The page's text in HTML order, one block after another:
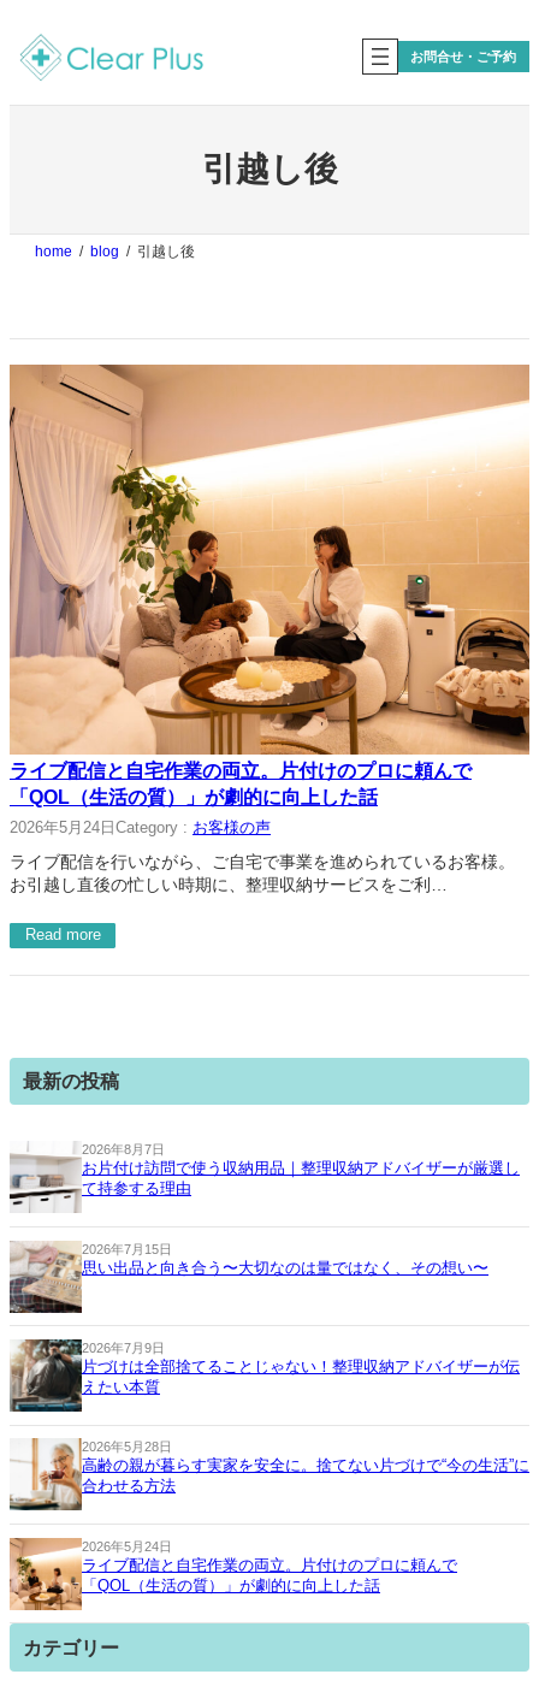
を
キ
お問合せ・ご予約
引越し後
home blog 引越し後
ライブ配信と自宅作業の両立。片付けのプロに頼んで
「QOL（生活の質）」が劇的に向上した話
2026年5月24日 Category : お客様の声
ライブ配信を行いながら、ご自宅で事業を進められているお客様。
お引越し直後の忙しい時期に、整理収納サービスをご利…
Read more
最新の投稿
2026年8月7日
お片付け訪問で使う収納用品｜整理収納アドバイザーが厳選し
て持参する理由
2026年7月15日
思い出品と向き合う〜大切なのは量ではなく、その想い〜
2026年7月9日
片づけは全部捨てることじゃない！整理収納アドバイザーが伝
えたい本質
2026年5月28日
高齢の親が暮らす実家を安全に。捨てない片づけで“今の生活”に
合わせる方法
2026年5月24日
ライブ配信と自宅作業の両立。片付けのプロに頼んで
「QOL（生活の質）」が劇的に向上した話
カテゴリー